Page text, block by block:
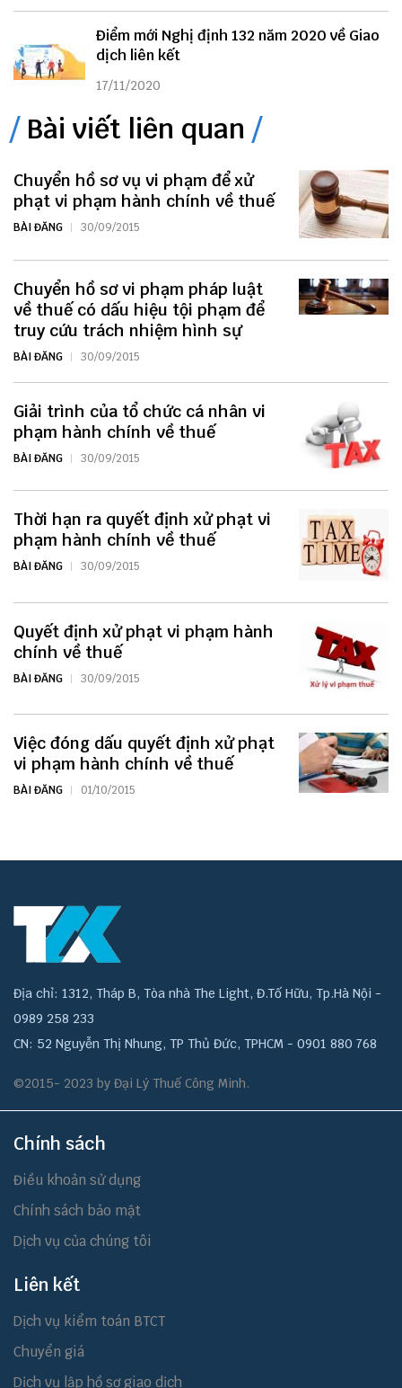
Điểm mới Nghị định 132 năm 2020 về Giao
dịch liên kết
17/11/2020
Bài viết liên quan
Chuyển hồ sơ vụ vi phạm để xử
phạt vi phạm hành chính về thuế
BÀI ĐĂNG 30/09/2015
Chuyển hồ sơ vi phạm pháp luật
về thuế có dấu hiệu tội phạm để
truy cứu trách nhiệm hình sự
BÀI ĐĂNG 30/09/2015
Giải trình của tổ chức cá nhân vi
phạm hành chính về thuế
BÀI ĐĂNG 30/09/2015
Thời hạn ra quyết định xử phạt vi
phạm hành chính về thuế
BÀI ĐĂNG 30/09/2015
Quyết định xử phạt vi phạm hành
chính về thuế
BÀI ĐĂNG 30/09/2015
Việc đóng dấu quyết định xử phạt
vi phạm hành chính về thuế
BÀI ĐĂNG 01/10/2015
Địa chỉ: 1312, Tháp B, Tòa nhà The Light, Đ.Tố Hữu, Tp.Hà Nội -
0989 258 233
CN: 52 Nguyễn Thị Nhung, TP Thủ Đức, TPHCM - 0901 880 768
©2015- 2023 by Đại Lý Thuế Công Minh.
Chính sách
Điều khoản sử dụng
Chính sách bảo mật
Dịch vụ của chúng tôi
Liên kết
Dịch vụ kiểm toán BTCT
Chuyển giá
Dịch vụ lập hồ sơ giao dịch